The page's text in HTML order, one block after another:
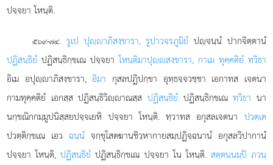
ปจฺจยา โหนฺติ.
๕๖๙-๗๔. รูเป ปุฺาภิสงฺขารา, รูปาวจรภูมิยํ ปฺจนฺนํ ปากจิตฺตานํ
ปฏิสนฺธิยํ ปฏิสนฺธิกฺขเณ ปจฺจยาโหนฺติมาปุฺสงฺขารา, กาเม ทุคฺคติยํ ทฺวิธา
อิเม อปุฺาภิสงฺขารา,อิมา กุสลปฏิปกฺขา อุทฺธจฺจวชฺชา เอกาทส เจตนา
กามทุคฺคติยํ เอกสฺส ปฏิสนฺธิวิฺาณสฺส ปฏิสนฺธิยํ ปฏิสนฺธิกฺขเณทฺวิธา นา
นกฺขณิกกมฺมูปนิสฺสยปจฺจเยหิ ปจฺจยา โหนฺติ. ทฺวาทส อกุสลเจตนา ปวตฺเต
ปวตฺติกฺขเณ เอว ฉนฺนํ จกฺขุโสตฆานชิวฺหากายสมฺปฏิจฺฉนานํ อกุสลวิปากานํ
ปจฺจยา โหนฺติ,ปฏิสนฺธิยํ ปฏิสนฺธิกฺขเณ ปจฺจยา โน โหนฺติ. สตฺตนฺนมฺปิ ภวนฺ